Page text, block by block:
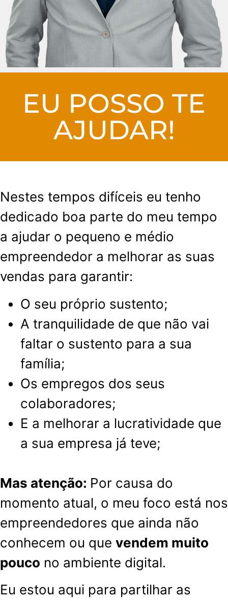
EU POSSO TE
AJUDAR!
Nestes tempos difíceis eu tenho
dedicado boa parte do meu tempo
a ajudar o pequeno e médio
empreendedor a melhorar as suas
vendas para garantir:
O seu próprio sustento;
A tranquilidade de que não vai
faltar o sustento para a sua
família;
Os empregos dos seus
colaboradores;
E a melhorar a lucratividade que
a sua empresa já teve;
Mas atenção: Por causa do
momento atual, o meu foco está nos
empreendedores que ainda não
conhecem ou que vendem muito
pouco no ambiente digital.
Eu estou aqui para partilhar as